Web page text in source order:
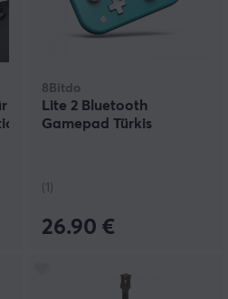
Switch
8Bitdo
Lite 2 Bluetooth
Gamepad Türkis
(1)
26.90 €